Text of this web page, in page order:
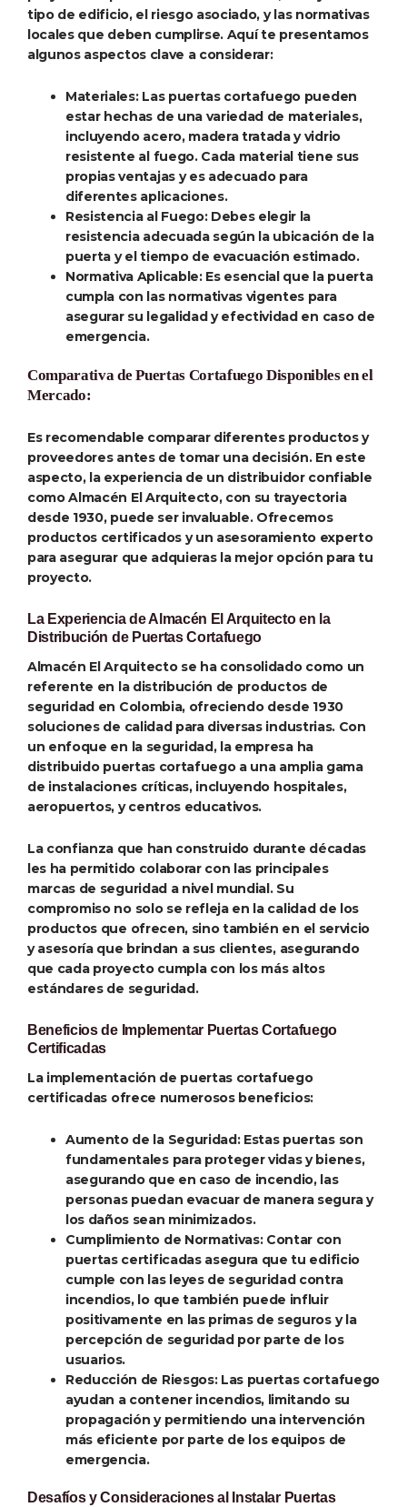
tipo de edificio, el riesgo asociado, y las normativas
locales que deben cumplirse. Aquí te presentamos
algunos aspectos clave a considerar:
Materiales: Las puertas cortafuego pueden
estar hechas de una variedad de materiales,
incluyendo acero, madera tratada y vidrio
resistente al fuego. Cada material tiene sus
propias ventajas y es adecuado para
diferentes aplicaciones.
Resistencia al Fuego: Debes elegir la
resistencia adecuada según la ubicación de la
puerta y el tiempo de evacuación estimado.
Normativa Aplicable: Es esencial que la puerta
cumpla con las normativas vigentes para
asegurar su legalidad y efectividad en caso de
emergencia.
Comparativa de Puertas Cortafuego Disponibles en el
Mercado:
Es recomendable comparar diferentes productos y
proveedores antes de tomar una decisión. En este
aspecto, la experiencia de un distribuidor confiable
como Almacén El Arquitecto, con su trayectoria
desde 1930, puede ser invaluable. Ofrecemos
productos certificados y un asesoramiento experto
para asegurar que adquieras la mejor opción para tu
proyecto.
La Experiencia de Almacén El Arquitecto en la
Distribución de Puertas Cortafuego
Almacén El Arquitecto se ha consolidado como un
referente en la distribución de productos de
seguridad en Colombia, ofreciendo desde 1930
soluciones de calidad para diversas industrias. Con
un enfoque en la seguridad, la empresa ha
distribuido puertas cortafuego a una amplia gama
de instalaciones críticas, incluyendo hospitales,
aeropuertos, y centros educativos.
La confianza que han construido durante décadas
les ha permitido colaborar con las principales
marcas de seguridad a nivel mundial. Su
compromiso no solo se refleja en la calidad de los
productos que ofrecen, sino también en el servicio
y asesoría que brindan a sus clientes, asegurando
que cada proyecto cumpla con los más altos
estándares de seguridad.
Beneficios de Implementar Puertas Cortafuego
Certificadas
La implementación de puertas cortafuego
certificadas ofrece numerosos beneficios:
Aumento de la Seguridad : Estas puertas son
fundamentales para proteger vidas y bienes,
asegurando que en caso de incendio, las
personas puedan evacuar de manera segura y
los daños sean minimizados.
Cumplimiento de Normativas: Contar con
puertas certificadas asegura que tu edificio
cumple con las leyes de seguridad contra
incendios, lo que también puede influir
positivamente en las primas de seguros y la
percepción de seguridad por parte de los
usuarios.
Reducción de Riesgos: Las puertas cortafuego
ayudan a contener incendios, limitando su
propagación y permitiendo una intervención
más eficiente por parte de los equipos de
emergencia.
Desafíos y Consideraciones al Instalar Puertas